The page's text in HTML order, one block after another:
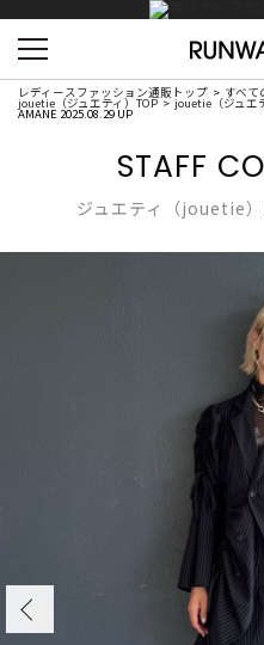
レディースファッション通販トップ すべて
jouetie（ジュエティ）TOP jouetie（ジュエ
AMANE 2025.08.29 UP
STAFF
ジュエティ（jouetie）